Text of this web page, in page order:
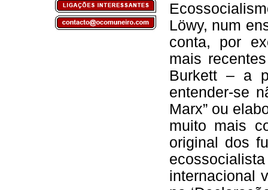
Löwy, num
conta, por
mais
Burkett – a
entender-se
Marx” ou
muito mais
original dos
internacional